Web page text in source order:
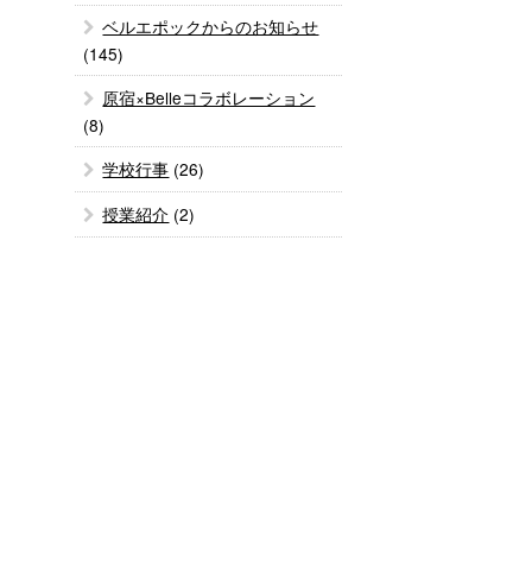
ベルエポックからのお知らせ
(145)
原宿×Belleコラボレーション
(8)
学校行事 (26)
授業紹介 (2)